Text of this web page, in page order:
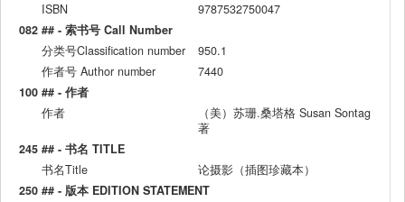
ISBN
9787532750047
082 ## - 索书号 Call Number
分类号Classification number
950.1
作者号 Author number
7440
100 ## - 作者
作者
（美）苏珊.桑塔格 Susan Sontag
著
245 ## - 书名 TITLE
书名Title
论摄影（插图珍藏本）
250 ## - 版本 EDITION STATEMENT